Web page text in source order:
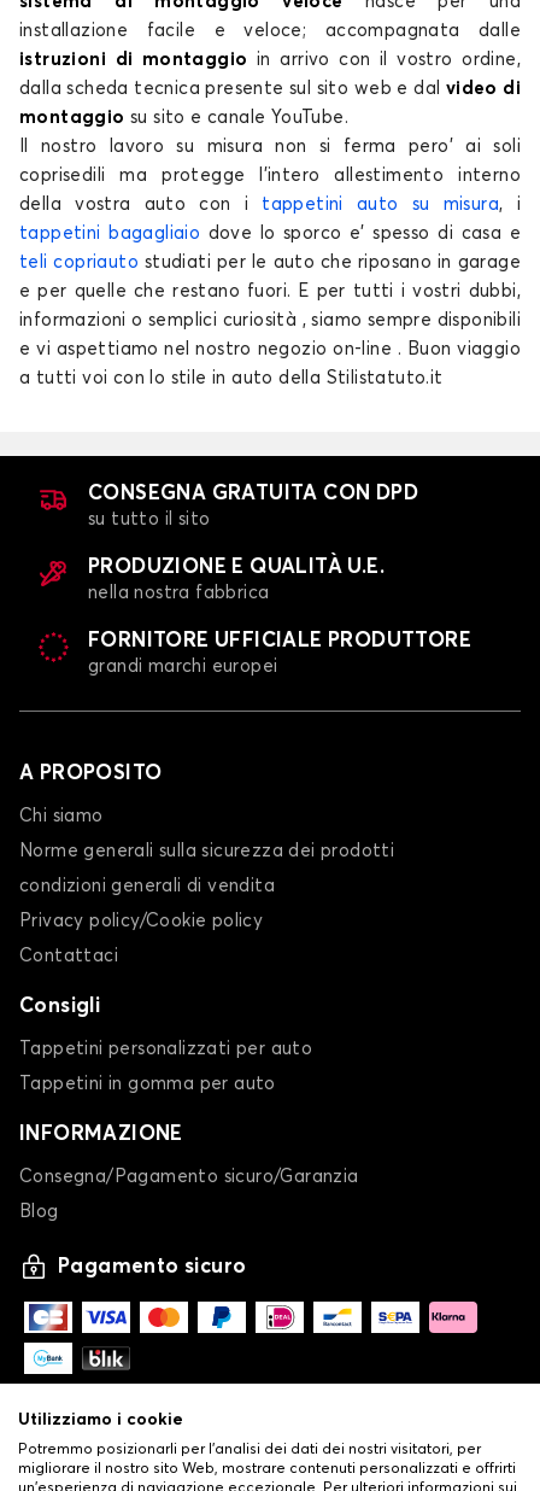
Coprisedili per FORD FOCUS
FOCUS C-MAX
Coprisedili per FORD FOCUS C-MAX
FUSION
Coprisedili per FORD FUSION
GALAXY
Coprisedili per FORD GALAXY
Coprisedili per FORD GRAND C-MAX
installazione facile e veloce; accompagnata dalle
istruzioni di montaggio in arrivo con il vostro ordine,
dalla scheda tecnica presente sul sito web e dal video di
montaggio su sito e canale YouTube.
Il nostro lavoro su misura non si ferma pero' ai soli
coprisedili ma protegge l'intero allestimento interno
della vostra auto con i tappetini auto su misura, i
tappetini bagagliaio dove lo sporco e' spesso di casa e
teli copriauto studiati per le auto che riposano in garage
e per quelle che restano fuori. E per tutti i vostri dubbi,
informazioni o semplici curiosità , siamo sempre disponibili
e vi aspettiamo nel nostro negozio on-line . Buon viaggio
a tutti voi con lo stile in auto della Stilistatuto.it
CONSEGNA GRATUITA CON DPD
su tutto il sito
PRODUZIONE E QUALITÀ U.E.
nella nostra fabbrica
FORNITORE UFFICIALE PRODUTTORE
grandi marchi europei
A PROPOSITO
Chi siamo
Norme generali sulla sicurezza dei prodotti
condizioni generali di vendita
Privacy policy/Cookie policy
Contattaci
Consigli
Tappetini personalizzati per auto
Tappetini in gomma per auto
INFORMAZIONE
Consegna/Pagamento sicuro/Garanzia
Blog
Pagamento sicuro
Utilizziamo i cookie
Potremmo posizionarli per l'analisi dei dati dei nostri visitatori, per
migliorare il nostro sito Web, mostrare contenuti personalizzati e offrirti